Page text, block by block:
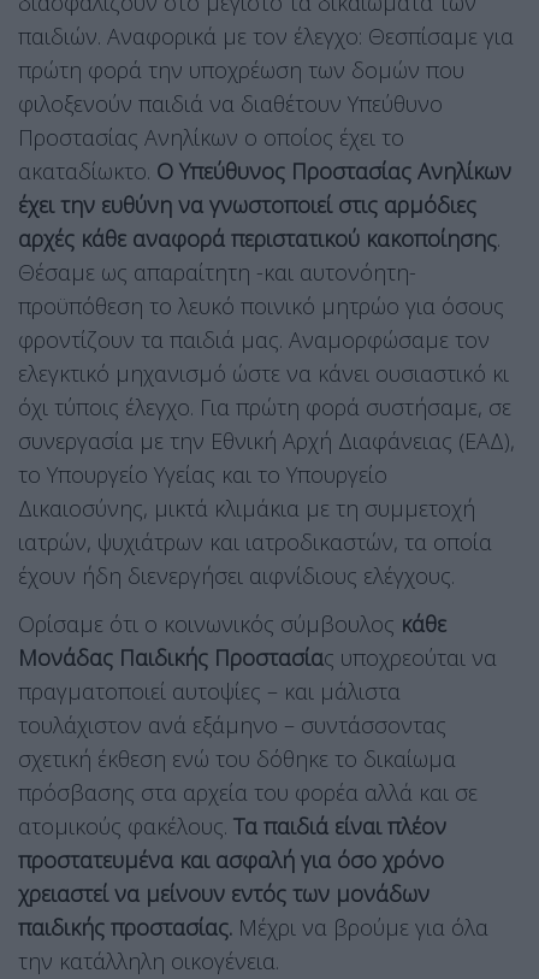
παιδιών. Αναφορικά με τον έλεγχο: Θεσπίσαμε για
πρώτη φορά την υποχρέωση των δομών που
φιλοξενούν παιδιά να διαθέτουν Υπεύθυνο
Προστασίας Ανηλίκων ο οποίος έχει το
ακαταδίωκτο. Ο Υπεύθυνος Προστασίας Ανηλίκων
έχει την ευθύνη να γνωστοποιεί στις αρμόδιες
αρχές κάθε αναφορά περιστατικού κακοποίησης.
Θέσαμε ως απαραίτητη -και αυτονόητη-
προϋπόθεση το λευκό ποινικό μητρώο για όσους
φροντίζουν τα παιδιά μας. Αναμορφώσαμε τον
ελεγκτικό μηχανισμό ώστε να κάνει ουσιαστικό κι
όχι τύποις έλεγχο. Για πρώτη φορά συστήσαμε, σε
συνεργασία με την Εθνική Αρχή Διαφάνειας (ΕΑΔ),
το Υπουργείο Υγείας και το Υπουργείο
Δικαιοσύνης, μικτά κλιμάκια με τη συμμετοχή
ιατρών, ψυχιάτρων και ιατροδικαστών, τα οποία
έχουν ήδη διενεργήσει αιφνίδιους ελέγχους.
Ορίσαμε ότι ο κοινωνικός σύμβουλος κάθε
Μονάδας Παιδικής Προστασίας υποχρεούται να
πραγματοποιεί αυτοψίες – και μάλιστα
τουλάχιστον ανά εξάμηνο – συντάσσοντας
σχετική έκθεση ενώ του δόθηκε το δικαίωμα
πρόσβασης στα αρχεία του φορέα αλλά και σε
ατομικούς φακέλους. Τα παιδιά είναι πλέον
προστατευμένα και ασφαλή για όσο χρόνο
χρειαστεί να μείνουν εντός των μονάδων
παιδικής προστασίας. Μέχρι να βρούμε για όλα
την κατάλληλη οικογένεια.